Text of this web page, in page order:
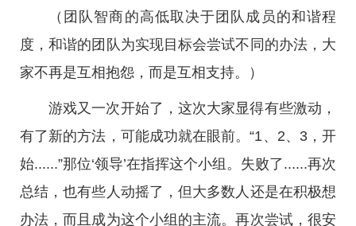
（团队智商的高低取决于团队成员的和谐程
度，和谐的团队为实现目标会尝试不同的办法，大
家不再是互相抱怨，而是互相支持。）
游戏又一次开始了，这次大家显得有些激动，
有了新的方法，可能成功就在眼前。“1、2、3，开
始......”那位‘领导’在指挥这个小组。失败了......再次
总结，也有些人动摇了，但大多数人还是在积极想
办法，而且成为这个小组的主流。再次尝试，很安